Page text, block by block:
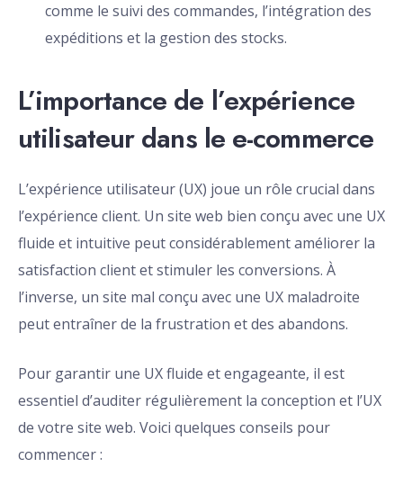
comme le suivi des commandes, l’intégration des
expéditions et la gestion des stocks.
L’importance de l’expérience
utilisateur dans le e-commerce
L’expérience utilisateur (UX) joue un rôle crucial dans
l’expérience client. Un site web bien conçu avec une UX
fluide et intuitive peut considérablement améliorer la
satisfaction client et stimuler les conversions. À
l’inverse, un site mal conçu avec une UX maladroite
peut entraîner de la frustration et des abandons.
Pour garantir une UX fluide et engageante, il est
essentiel d’auditer régulièrement la conception et l’UX
de votre site web. Voici quelques conseils pour
commencer :